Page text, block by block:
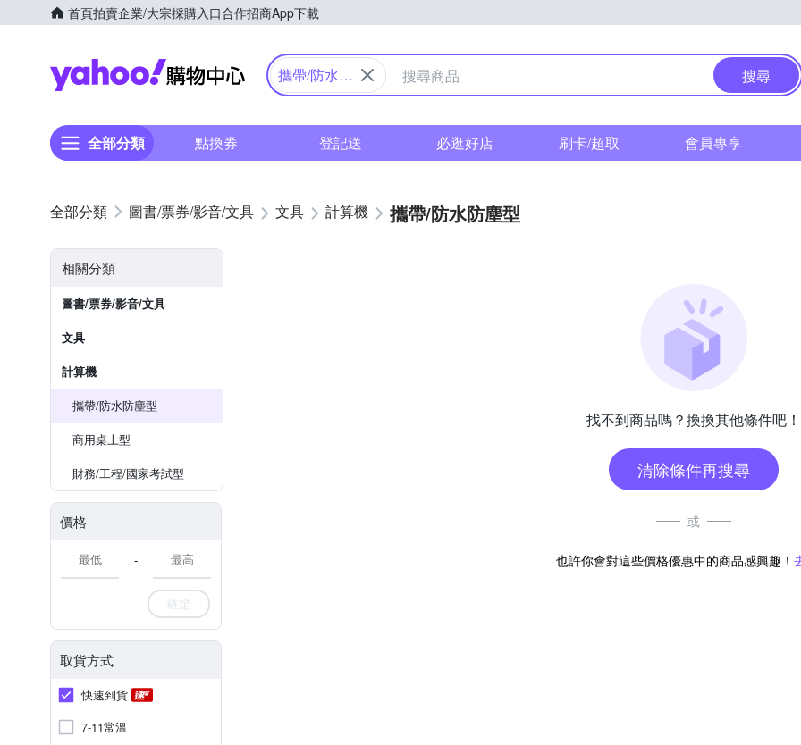
首頁拍賣企業/大宗採購入口合作招商App下載
Yahoo購物中心
攜帶/防水防
搜尋
全部分類 點換券 登記送 必逛好店 刷卡/超取 會員專享
圖書/票券/影音/文具 文具 計算機 攜帶/防水防塵型
相關分類
圖書/票券/影音/文具
文具
計算機
攜帶/防水防塵型
商用桌上型
財務/工程/國家考試型
價格
-
確定
取貨方式
快速到貨
7-11常溫
找不到商品嗎？換換其他條件吧！
清除條件再搜尋
或
也許你會對這些價格優惠中的商品感興趣！